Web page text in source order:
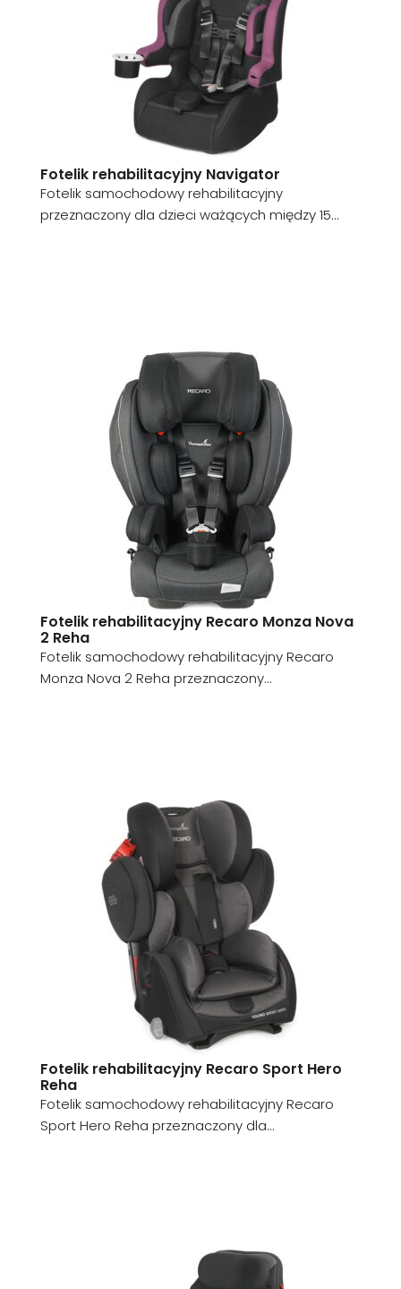
Fotelik rehabilitacyjny Navigator
Fotelik samochodowy rehabilitacyjny
przeznaczony dla dzieci ważących między 15...
Fotelik rehabilitacyjny Recaro Monza Nova
2 Reha
Fotelik samochodowy rehabilitacyjny Recaro
Monza Nova 2 Reha przeznaczony...
Fotelik rehabilitacyjny Recaro Sport Hero
Reha
Fotelik samochodowy rehabilitacyjny Recaro
Sport Hero Reha przeznaczony dla...